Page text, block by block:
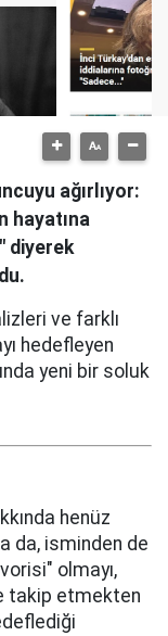
ağırlıyor:
hayatına
diyerek
ve farklı
hedefleyen
yeni bir soluk
henüz
da, isminden de
olmayı,
takip etmekten